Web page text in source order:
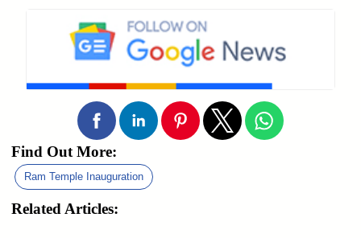
Find Out More:
Ram Temple Inauguration
Related Articles: